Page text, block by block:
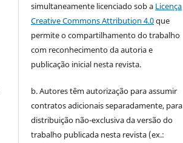
simultaneamente licenciado sob a Licença
Creative Commons Attribution 4.0que
permite o compartilhamento do trabalho
com reconhecimento da autoria e
publicação inicial nesta revista.
b. Autores têm autorização para assumir
contratos adicionais separadamente, para
distribuição não-exclusiva da versão do
trabalho publicada nesta revista (ex.: